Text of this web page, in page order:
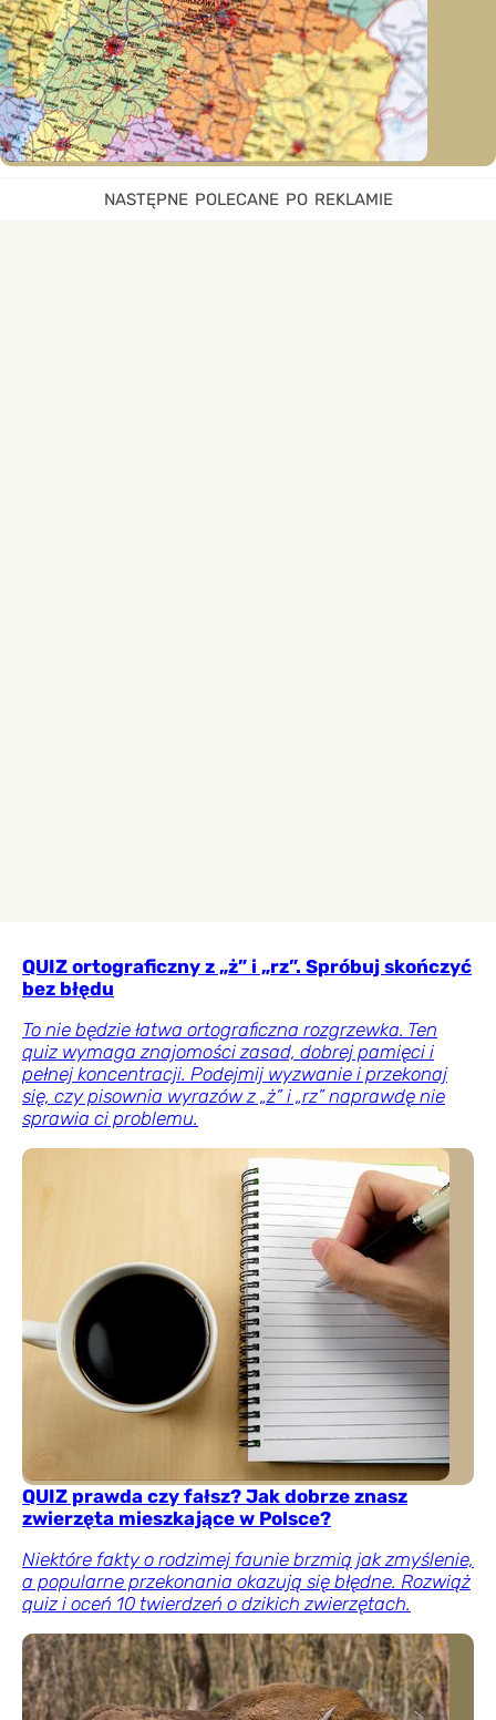
QUIZ ortograficzny z „ż” i „rz”. Spróbuj skończyć
bez błędu
To nie będzie łatwa ortograficzna rozgrzewka. Ten
quiz wymaga znajomości zasad, dobrej pamięci i
pełnej koncentracji. Podejmij wyzwanie i przekonaj
się, czy pisownia wyrazów z „ż” i „rz” naprawdę nie
sprawia ci problemu.
QUIZ prawda czy fałsz? Jak dobrze znasz
zwierzęta mieszkające w Polsce?
Niektóre fakty o rodzimej faunie brzmią jak zmyślenie,
a popularne przekonania okazują się błędne. Rozwiąż
quiz i oceń 10 twierdzeń o dzikich zwierzętach.